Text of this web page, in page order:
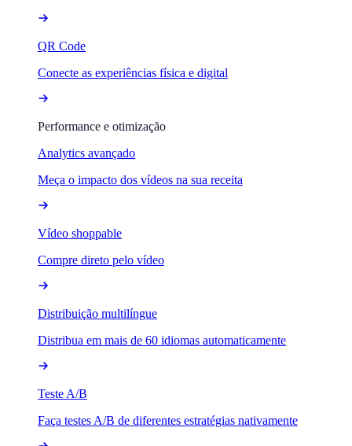
QR Code
Conecte as experiências física e digital
Performance e otimização
Analytics avançado
Meça o impacto dos vídeos na sua receita
Vídeo shoppable
Compre direto pelo vídeo
Distribuição multilíngue
Distribua em mais de 60 idiomas automaticamente
Teste A/B
Faça testes A/B de diferentes estratégias nativamente